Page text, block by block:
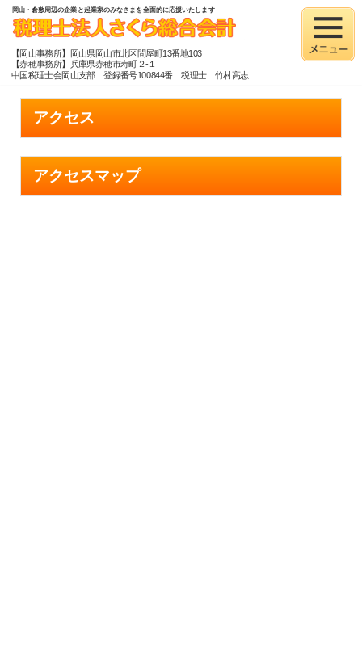
岡山・倉敷周辺の企業と起業家のみなさまを全面的に応援いたします
【岡山事務所】岡山県岡山市北区問屋町13番地103
【赤穂事務所】兵庫県赤穂市寿町２-１
中国税理士会岡山支部 登録番号100844番 税理士 竹村高志
税理士法人さくら総合会計>アクセス
アクセス
アクセスマップ